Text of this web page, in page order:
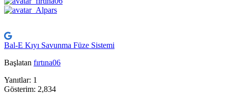
Bal-E Kıyı Savunma Füze Sistemi
Başlatan fırtına06
Yanıtlar: 1
Gösterim: 2,834